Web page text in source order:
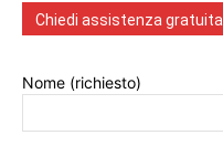
Chiedi assistenza gratuita
Nome (richiesto)